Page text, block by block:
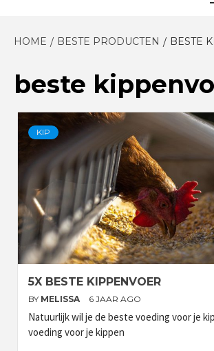
HOME BESTE PRODUCTEN BESTE
beste
KIP
5X BESTE KIPPENVOER
BY MELISSA 6 JAAR AGO
Natuurlijk wil je de beste voeding voor je
voeding voor je kippen